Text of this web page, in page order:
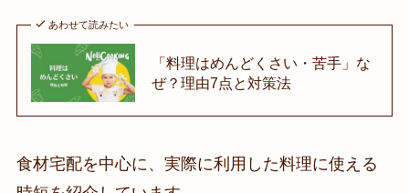
あわせて読みたい
「料理はめんどくさい・苦手」な
ぜ？理由7点と対策法
食材宅配を中心に、実際に利用した料理に使える